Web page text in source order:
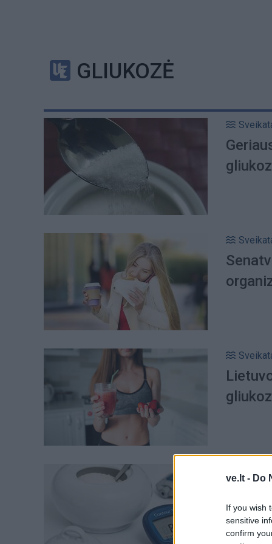
ve.lt - Do
If you wish
sensitive
confirm
GLIUKOZĖ